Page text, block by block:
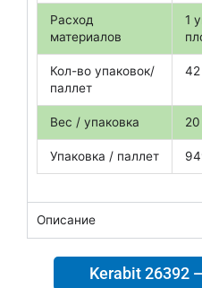
Расход
материалов
1
Кол-во упаковок/
паллет
42
Вес / упаковка
Упаковка / паллет
Описание
Kerabit 26392